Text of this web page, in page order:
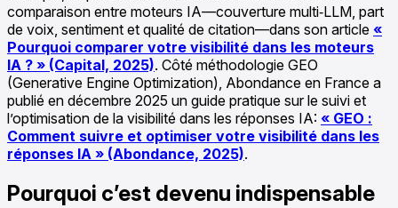
comparaison entre moteurs IA—couverture multi‑LLM, part
de voix, sentiment et qualité de citation—dans son article «
Pourquoi comparer votre visibilité dans les moteurs
IA ? » (Capital, 2025). Côté méthodologie GEO
(Generative Engine Optimization), Abondance en France a
publié en décembre 2025 un guide pratique sur le suivi et
l’optimisation de la visibilité dans les réponses IA: « GEO :
Comment suivre et optimiser votre visibilité dans les
réponses IA » (Abondance, 2025).
Pourquoi c’est devenu indispensable